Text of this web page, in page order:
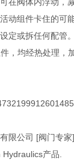
动组件卡住的可
定或拆任何配管。
，均经热处理，
限公司 [阀门专家]
产品.